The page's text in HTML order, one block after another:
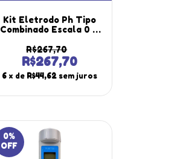
Kit Eletrodo Ph Tipo
Combinado Escala 0 A
Vidro Bnc Epc-70
Portátil Instrutherm
Estojo Es-10
R$267,70
R$267,70
6 x de R$44,62 sem juros
0%
OFF